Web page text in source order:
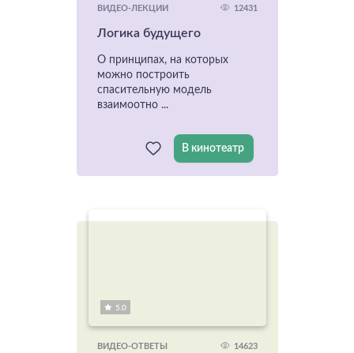
ВИДЕО-ЛЕКЦИИ 12431
Логика будущего
О принципах, на которых
можно построить
спасительную модель
взаимоотно ...
В кинотеатр
5.0
ВИДЕО-ОТВЕТЫ 14623